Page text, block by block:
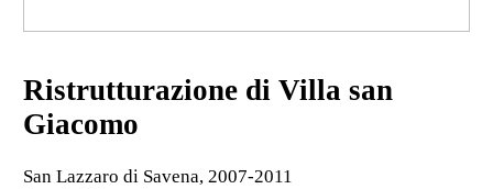
Ristrutturazione di Villa san
Giacomo
San Lazzaro di Savena, 2007-2011